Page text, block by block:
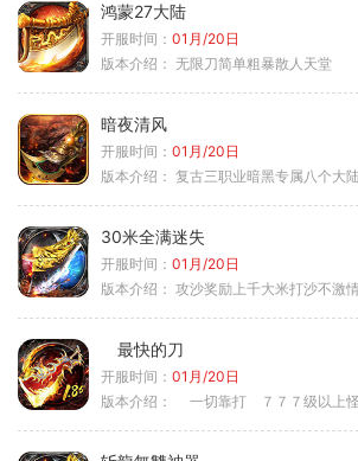
鸿蒙27大陆
开服时间： 01月/20日
版本介绍： 无限刀简单粗暴散人天堂
暗夜清风
开服时间： 01月/20日
版本介绍： 复古三职业暗黑专属八个大
30米全满迷失
开服时间： 01月/20日
版本介绍： 攻沙奖励上千大米打沙不激
最快的刀
开服时间： 01月/20日
版本介绍：
一切靠打 ７７７级以上怪